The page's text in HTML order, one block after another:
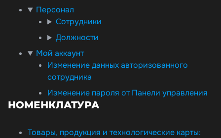
Персонал
Сотрудники
Должности
Мой аккаунт
Изменение данных авторизованного
сотрудника
Изменение пароля от Панели управления
НОМЕНКЛАТУРА
Товары, продукция и технологические карты: